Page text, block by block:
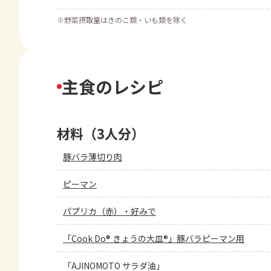
※野菜摂取量はきのこ類・いも類を除く
主食のレシピ
材料（3人分）
豚バラ薄切り肉
ピーマン
パプリカ（赤）・好みで
「Cook Do® きょうの大皿®」豚バラピーマン用
「AJINOMOTO サラダ油」